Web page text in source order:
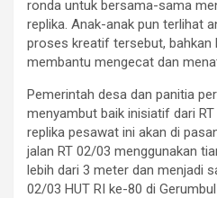
ronda untuk bersama-sama
replika. Anak-anak pun terlihat
proses kreatif tersebut, bahkan
membantu mengecat dan
Pemerintah desa dan panitia
menyambut baik inisiatif dari RT
replika pesawat ini akan di
jalan RT 02/03 menggunakan
lebih dari 3 meter dan menjadi
02/03 HUT RI ke-80 di